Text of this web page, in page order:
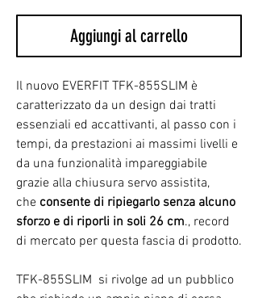
Aggiungi al carrello
Il nuovo EVERFIT TFK-855SLIM è
caratterizzato da un design dai tratti
essenziali ed accattivanti, al passo con i
tempi, da prestazioni ai massimi livelli e
da una funzionalità impareggiabile
grazie alla chiusura servo assistita,
che consente di ripiegarlo senza alcuno
sforzo e di riporli in soli 26 cm., record
di mercato per questa fascia di prodotto.
TFK-855SLIM si rivolge ad un pubblico